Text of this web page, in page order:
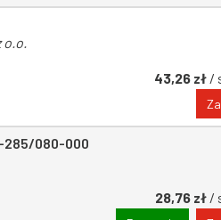
43,26 zł /
285/080-000
28,76 zł /